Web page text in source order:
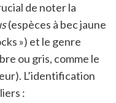
de noter la
(espèces à bec jaune
») et le genre
ou gris, comme le
L’identification
: